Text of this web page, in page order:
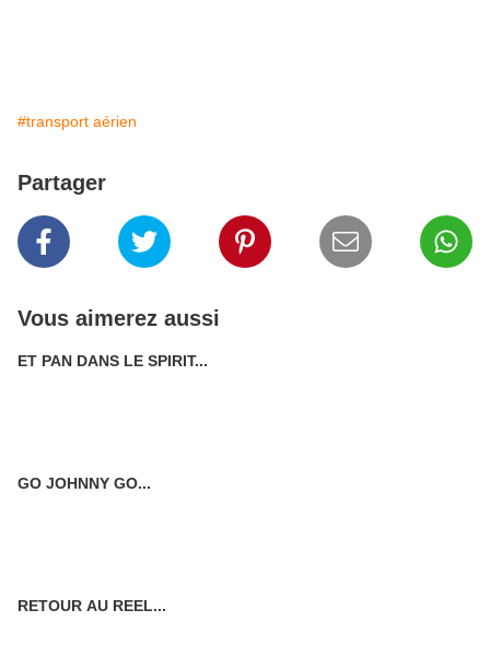
#transport aérien
Partager
Vous aimerez aussi
ET PAN DANS LE SPIRIT...
GO JOHNNY GO...
RETOUR AU REEL...